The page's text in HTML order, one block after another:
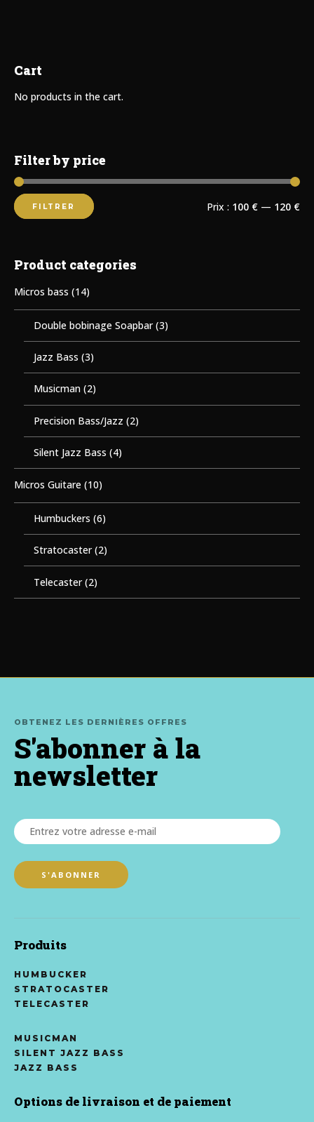
Cart
No products in the cart.
Filter by price
FILTRER Prix : 100 € — 120 €
Product categories
Micros bass (14)
Double bobinage Soapbar (3)
Jazz Bass (3)
Musicman (2)
Precision Bass/Jazz (2)
Silent Jazz Bass (4)
Micros Guitare (10)
Humbuckers (6)
Stratocaster (2)
Telecaster (2)
OBTENEZ LES DERNIÈRES OFFRES
S'abonner à la
newsletter
Produits
HUMBUCKER
STRATOCASTER
TELECASTER
MUSICMAN
SILENT JAZZ BASS
JAZZ BASS
Options de livraison et de paiement